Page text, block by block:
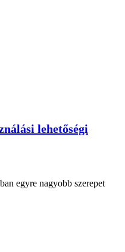
lehetőségi
egyre nagyobb szerepet